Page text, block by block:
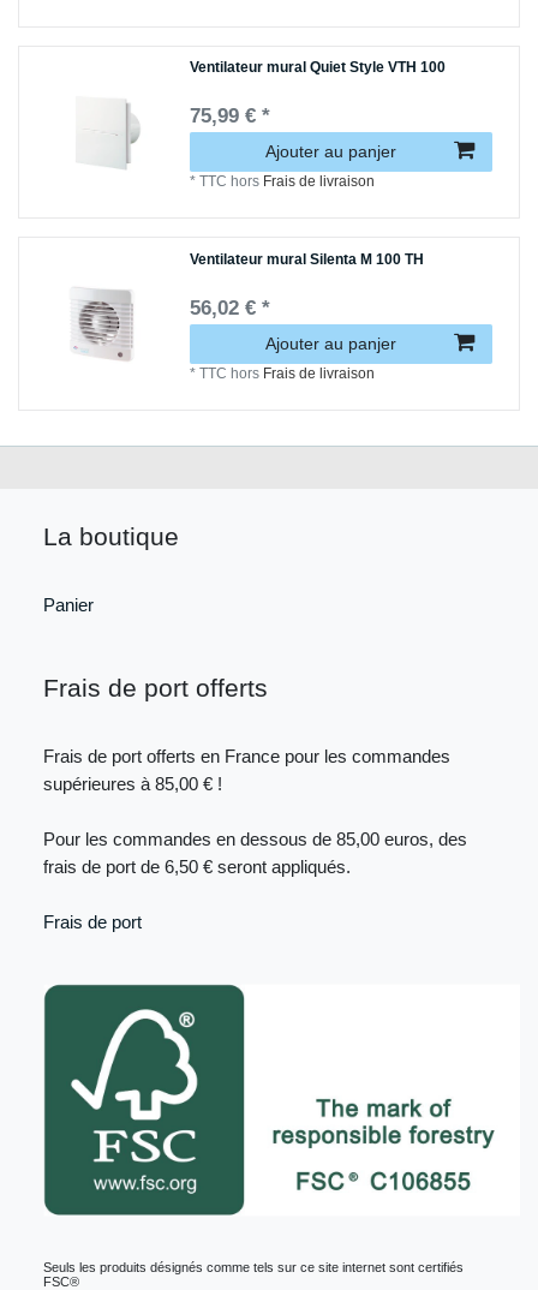
Ventilateur mural Quiet Style VTH 100
75,99 € *
Ajouter au panjer
*TTC hors Frais de livraison
Ventilateur mural Silenta M 100 TH
56,02 € *
Ajouter au panjer
*TTC hors Frais de livraison
La boutique
Panier
Frais de port offerts
Frais de port offerts en France pour les commandes
supérieures à 85,00 € !
Pour les commandes en dessous de 85,00 euros, des
frais de port de 6,50 € seront appliqués.
Frais de port
Seuls les produits désignés comme tels sur ce site internet sont certifiés
FSC®